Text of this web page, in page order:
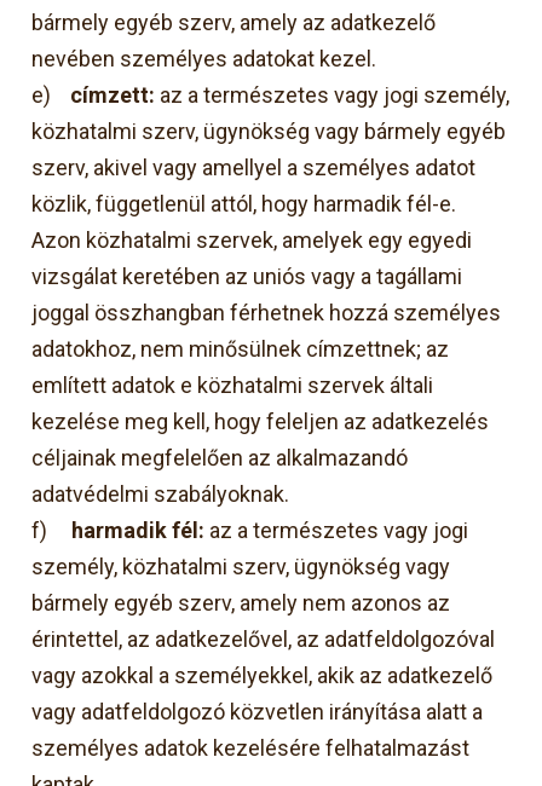
bármely egyéb szerv, amely az adatkezelő
nevében személyes adatokat kezel.
e) címzett: az a természetes vagy jogi személy,
közhatalmi szerv, ügynökség vagy bármely egyéb
szerv, akivel vagy amellyel a személyes adatot
közlik, függetlenül attól, hogy harmadik fél-e.
Azon közhatalmi szervek, amelyek egy egyedi
vizsgálat keretében az uniós vagy a tagállami
joggal összhangban férhetnek hozzá személyes
adatokhoz, nem minősülnek címzettnek; az
említett adatok e közhatalmi szervek általi
kezelése meg kell, hogy feleljen az adatkezelés
céljainak megfelelően az alkalmazandó
adatvédelmi szabályoknak.
f)
harmadik fél: az a természetes vagy jogi
személy, közhatalmi szerv, ügynökség vagy
bármely egyéb szerv, amely nem azonos az
érintettel, az adatkezelővel, az adatfeldolgozóval
vagy azokkal a személyekkel, akik az adatkezelő
vagy adatfeldolgozó közvetlen irányítása alatt a
személyes adatok kezelésére felhatalmazást